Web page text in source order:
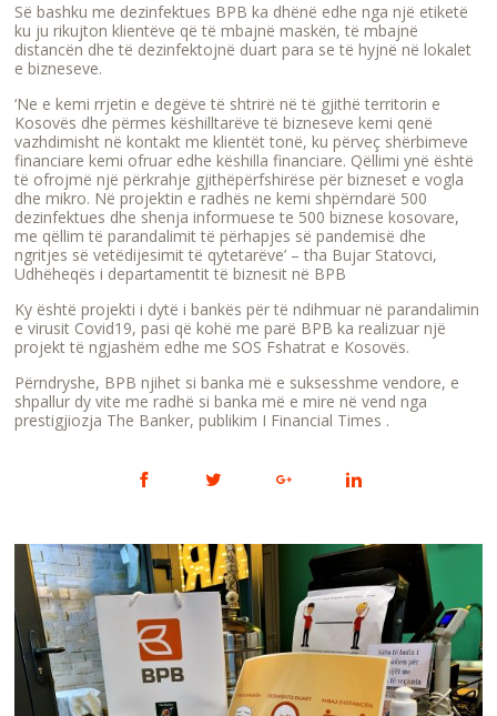
Së bashku me dezinfektues BPB ka dhënë edhe nga një etiketë
ku ju rikujton klientëve që të mbajnë maskën, të mbajnë
distancën dhe të dezinfektojnë duart para se të hyjnë në lokalet
e bizneseve.
‘Ne e kemi rrjetin e degëve të shtrirë në të gjithë territorin e
Kosovës dhe përmes këshilltarëve të bizneseve kemi qenë
vazhdimisht në kontakt me klientët tonë, ku përveç shërbimeve
financiare kemi ofruar edhe këshilla financiare. Qëllimi ynë është
të ofrojmë një përkrahje gjithëpërfshirëse për bizneset e vogla
dhe mikro. Në projektin e radhës ne kemi shpërndarë 500
dezinfektues dhe shenja informuese te 500 biznese kosovare,
me qëllim të parandalimit të përhapjes së pandemisë dhe
ngritjes së vetëdijesimit të qytetarëve’ – tha Bujar Statovci,
Udhëheqës i departamentit të biznesit në BPB
Ky është projekti i dytë i bankës për të ndihmuar në parandalimin
e virusit Covid19, pasi që kohë me parë BPB ka realizuar një
projekt të ngjashëm edhe me SOS Fshatrat e Kosovës.
Përndryshe, BPB njihet si banka më e suksesshme vendore, e
shpallur dy vite me radhë si banka më e mire në vend nga
prestigjiozja The Banker, publikim I Financial Times .